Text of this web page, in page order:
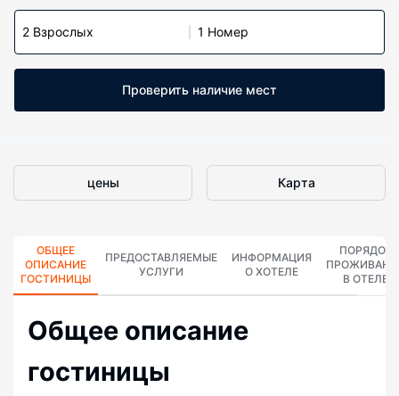
2 Взрослых 1 Номер
Проверить наличие мест
цены Карта
ОБЩЕЕ
ОПИСАНИЕ
ГОСТИНИЦЫ
ПРЕДОСТАВЛЯЕМЫЕ
УСЛУГИ
ИНФОРМАЦИЯ
О ХОТЕЛЕ
ПОРЯДОК
В ОТЕЛЕ
Общее описание
гостиницы